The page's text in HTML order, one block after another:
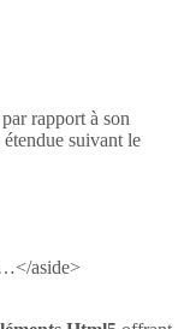
rapport à son
suivant le
aside>